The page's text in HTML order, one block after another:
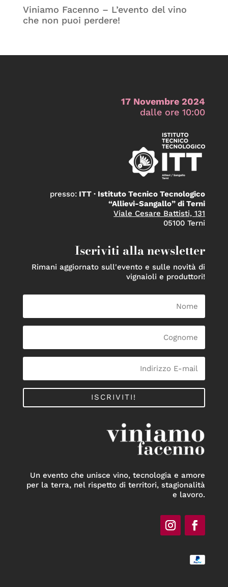
Viniamo Facenno – L’evento del vino
che non puoi perdere!
17 Novembre 2024
dalle ore 10:00
presso: ITT · Istituto Tecnico Tecnologico
“Allievi-Sangallo” di Terni
Viale Cesare Battisti, 131
05100 Terni
Iscriviti alla newsletter
Rimani aggiornato sull'evento e sulle novità di
vignaioli e produttori!
ISCRIVITI!
Un evento che unisce vino, tecnologia e amore
per la terra, nel rispetto di territori, stagionalità
e lavoro.